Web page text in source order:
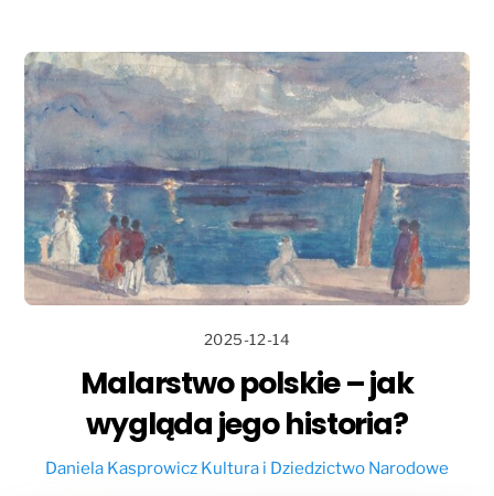
2025-12-14
Malarstwo polskie – jak
wygląda jego historia?
Daniela Kasprowicz Kultura i Dziedzictwo Narodowe